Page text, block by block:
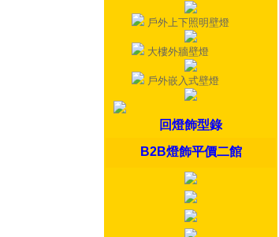
戶外上下照明壁燈
大樓外牆壁燈
戶外嵌入式壁燈
回燈飾型錄
B2B燈飾平價二館